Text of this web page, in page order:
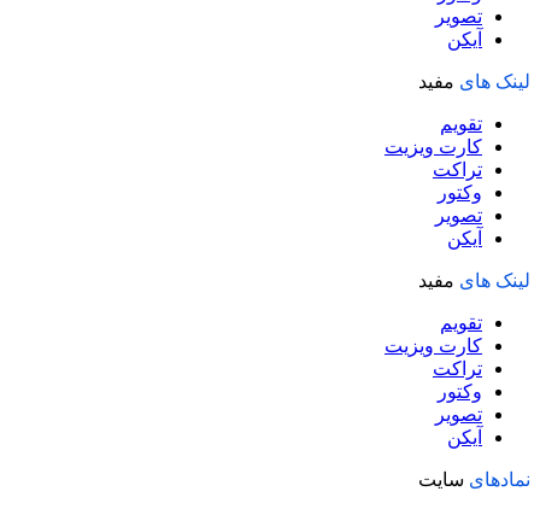
تصویر
آیکن
لینک های مفید
تقویم
کارت ویزیت
تراکت
وکتور
تصویر
آیکن
لینک های مفید
تقویم
کارت ویزیت
تراکت
وکتور
تصویر
آیکن
نمادهای سایت